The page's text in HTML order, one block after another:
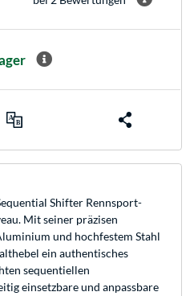
Shifter Rennsport-
Mit seiner präzisen
und hochfestem Stahl
ein authentisches
sequentiellen
einsetzbare und anpassbare